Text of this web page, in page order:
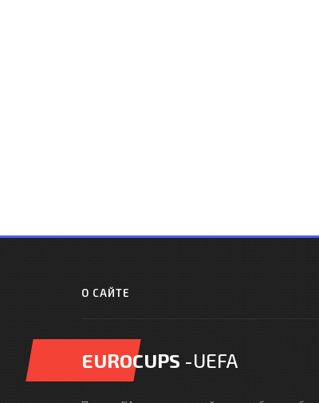
О САЙТЕ
EUROCUPS -UEFA